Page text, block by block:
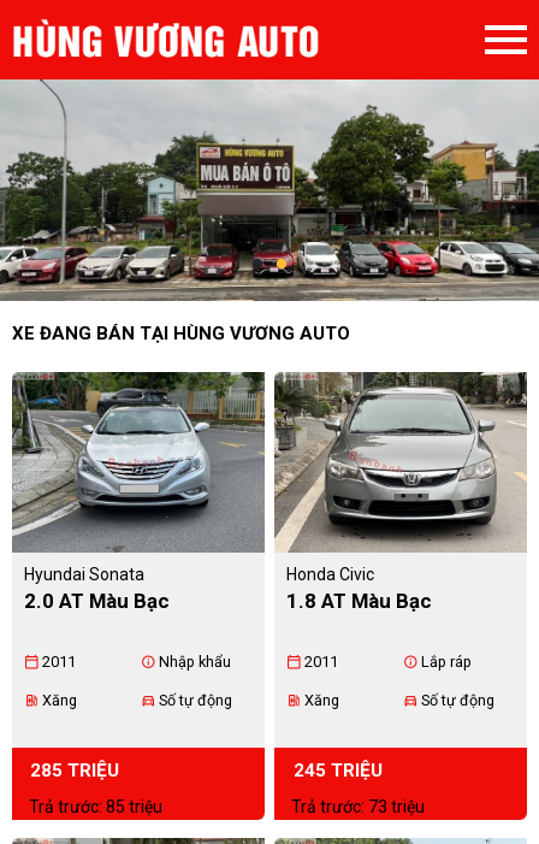
XE ĐANG BÁN TẠI HÙNG VƯƠNG AUTO
Hyundai Sonata
2.0 AT Màu Bạc
calendar_today 2011 info Nhập khẩu
ev_station Xăng directions_car Số tự động
285 TRIỆU
Trả trước: 85 triệu
Honda Civic
1.8 AT Màu Bạc
calendar_today 2011 info Lắp ráp
ev_station Xăng directions_car Số tự động
245 TRIỆU
Trả trước: 73 triệu